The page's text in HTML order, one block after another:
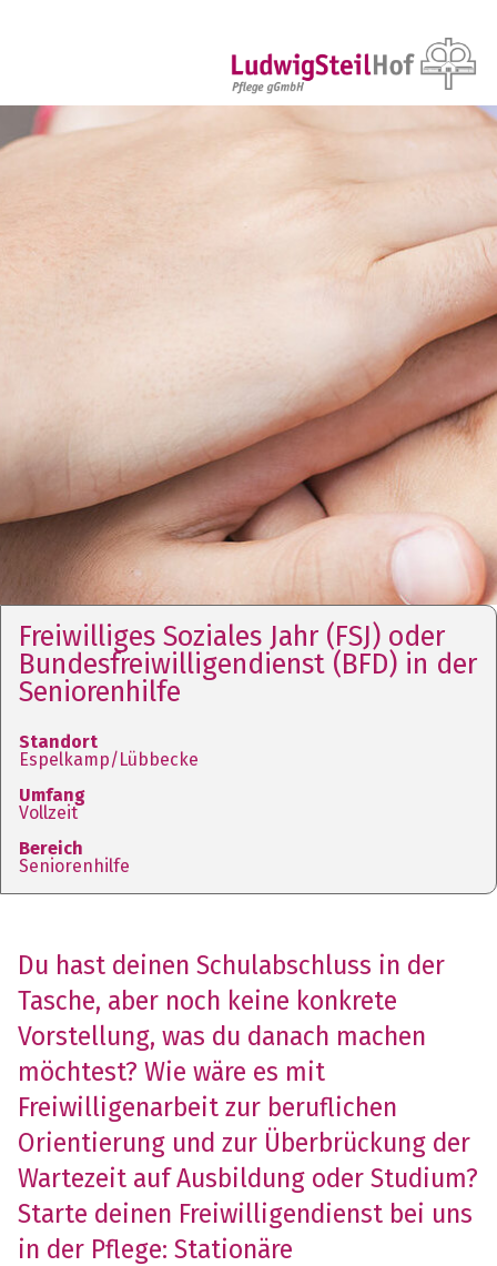
Freiwilliges Soziales Jahr (FSJ) oder
Bundesfreiwilligendienst (BFD) in der
Seniorenhilfe
Standort
Espelkamp/Lübbecke
Umfang
Vollzeit
Bereich
Seniorenhilfe
Du hast deinen Schulabschluss in der
Tasche, aber noch keine konkrete
Vorstellung, was du danach machen
möchtest? Wie wäre es mit
Freiwilligenarbeit zur beruflichen
Orientierung und zur Überbrückung der
Wartezeit auf Ausbildung oder Studium?
Starte deinen Freiwilligendienst bei uns
in der Pflege: Stationäre